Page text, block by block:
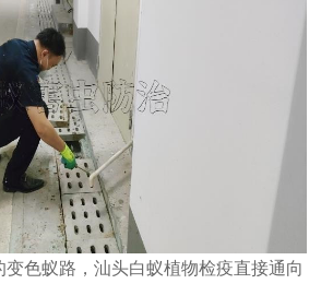
变色蚁路，汕头白蚁植物检疫直接通向